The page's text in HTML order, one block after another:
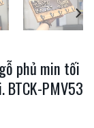
phủ min tối
BTCK-PMV53